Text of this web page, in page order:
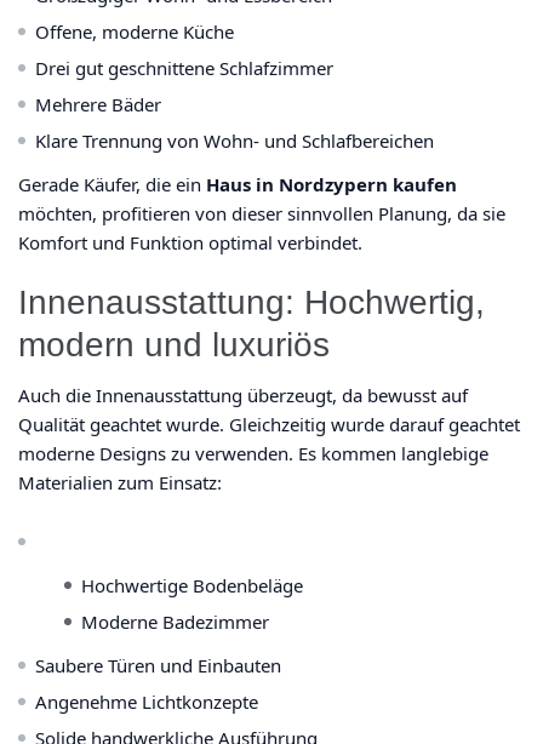
Offene, moderne Küche
Drei gut geschnittene Schlafzimmer
Mehrere Bäder
Klare Trennung von Wohn- und Schlafbereichen
Gerade Käufer, die ein Haus in Nordzypern kaufen
möchten, profitieren von dieser sinnvollen Planung, da sie
Komfort und Funktion optimal verbindet.
Innenausstattung: Hochwertig,
modern und luxuriös
Auch die Innenausstattung überzeugt, da bewusst auf
Qualität geachtet wurde. Gleichzeitig wurde darauf geachtet
moderne Designs zu verwenden. Es kommen langlebige
Materialien zum Einsatz:
Hochwertige Bodenbeläge
Moderne Badezimmer
Saubere Türen und Einbauten
Angenehme Lichtkonzepte
Solide handwerkliche Ausführung